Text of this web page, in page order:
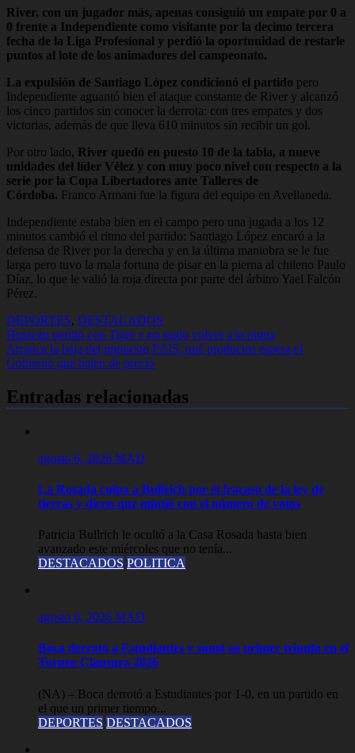
River, con un jugador más, apenas consiguió un empate por 0 a
0 frente a Independiente como visitante por la decimo tercera
fecha de la Liga Profesional y perdió la oportunidad de restarle
puntos al lote de los animadores del campeonato.
La expulsión de Santiago López condicionó el partido pero
Independiente aguantó bien el ataque constante de River y alcanzó
los cinco partidos sin conocer la derrota: con tres empates y dos
victorias, además de que lleva 610 minutos sin recibir un gol.
Por otro lado, River quedó en puesto 10 de la tabla, a nueve
unidades del líder Vélez y con muy poco nivel con respecto a la
serie por la Copa Libertadores ante Talleres de
Córdoba. Franco Armani fue la figura del equipo en Avellaneda.
Independiente estaba bien en el campo pero una jugada a los 12
minutos cambió el ritmo del partido: Santiago López encaró a la
defensa de River por la derecha y en la última maniobra se le fue
larga pero tuvo la mala fortuna de pisar en la pierna al chileno Paulo
Díaz, lo que le valió la roja directa por parte del árbitro Yael Falcón
Pérez.
DEPORTES, DESTACADOS
Navegación
de
Huracán perdió con Tigre y no pudo volver a la punta
Arranca la baja del impuesto PAIS: qué productos espera el
Gobierno que bajen de precio
Entradas relacionadas
agosto 6, 2026 MAD
La Rosada culpa a Bullrich por el fracaso de la ley de
tierras y dicen que mintió con el número de votos
Patricia Bullrich le ocultó a la Casa Rosada hasta bien
avanzado este miércoles que no tenía...
DESTACADOS POLITICA
agosto 6, 2026 MAD
Boca derrotó a Estudiantes y sumó su primer triunfo en el
Torneo Clausura 2026
(NA) – Boca derrotó a Estudiantes por 1-0, en un partido en
el que un primer tiempo...
DEPORTES DESTACADOS